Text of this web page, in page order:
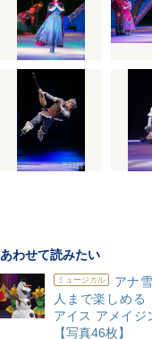
あわせて読みたい
ミュージカル
アナ
人まで楽しめる
アイス アメイジ
【写真46枚】